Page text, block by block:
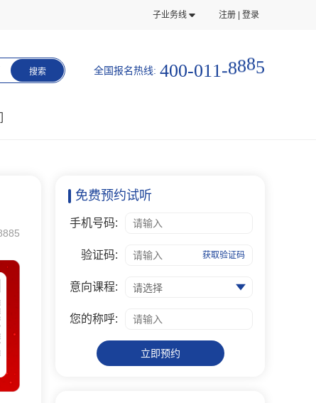
子业务线 注册 | 登录
搜索 全国报名热线: 400-01 1 -8885
免费预约试听
手机号码:
验证码: 获取验证码
意向课程: 请选择
您的称呼:
立即预约